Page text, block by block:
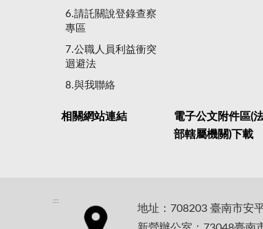
6.請託關說登錄查察
專區
7.公職人員利益衝突
迴避法
8.與我聯絡
相關網站連結
電子公文附件區(
部轄屬機關)下載
:::
地址：708203 臺南市安